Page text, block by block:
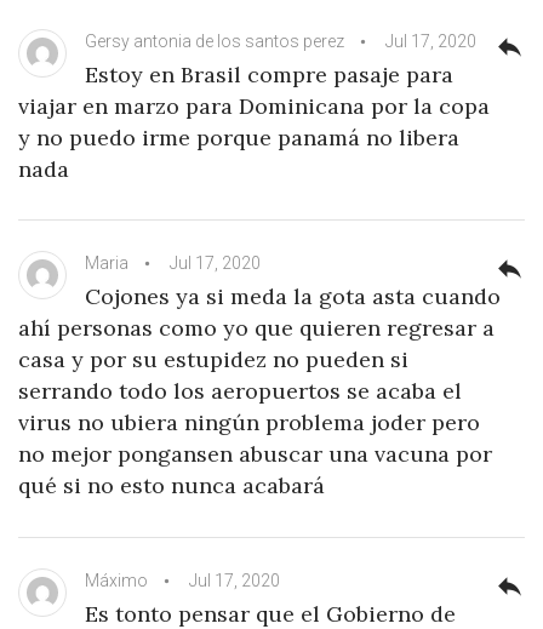
Gersy antonia de los santos perez Jul 17, 2020
Estoy en Brasil compre pasaje para
viajar en marzo para Dominicana por la copa
y no puedo irme porque panamá no libera
nada
reply
Maria Jul 17, 2020
Cojones ya si meda la gota asta cuando
ahí personas como yo que quieren regresar a
casa y por su estupidez no pueden si
serrando todo los aeropuertos se acaba el
virus no ubiera ningún problema joder pero
no mejor pongansen abuscar una vacuna por
qué si no esto nunca acabará
reply
Máximo Jul 17, 2020
Es tonto pensar que el Gobierno de
reply